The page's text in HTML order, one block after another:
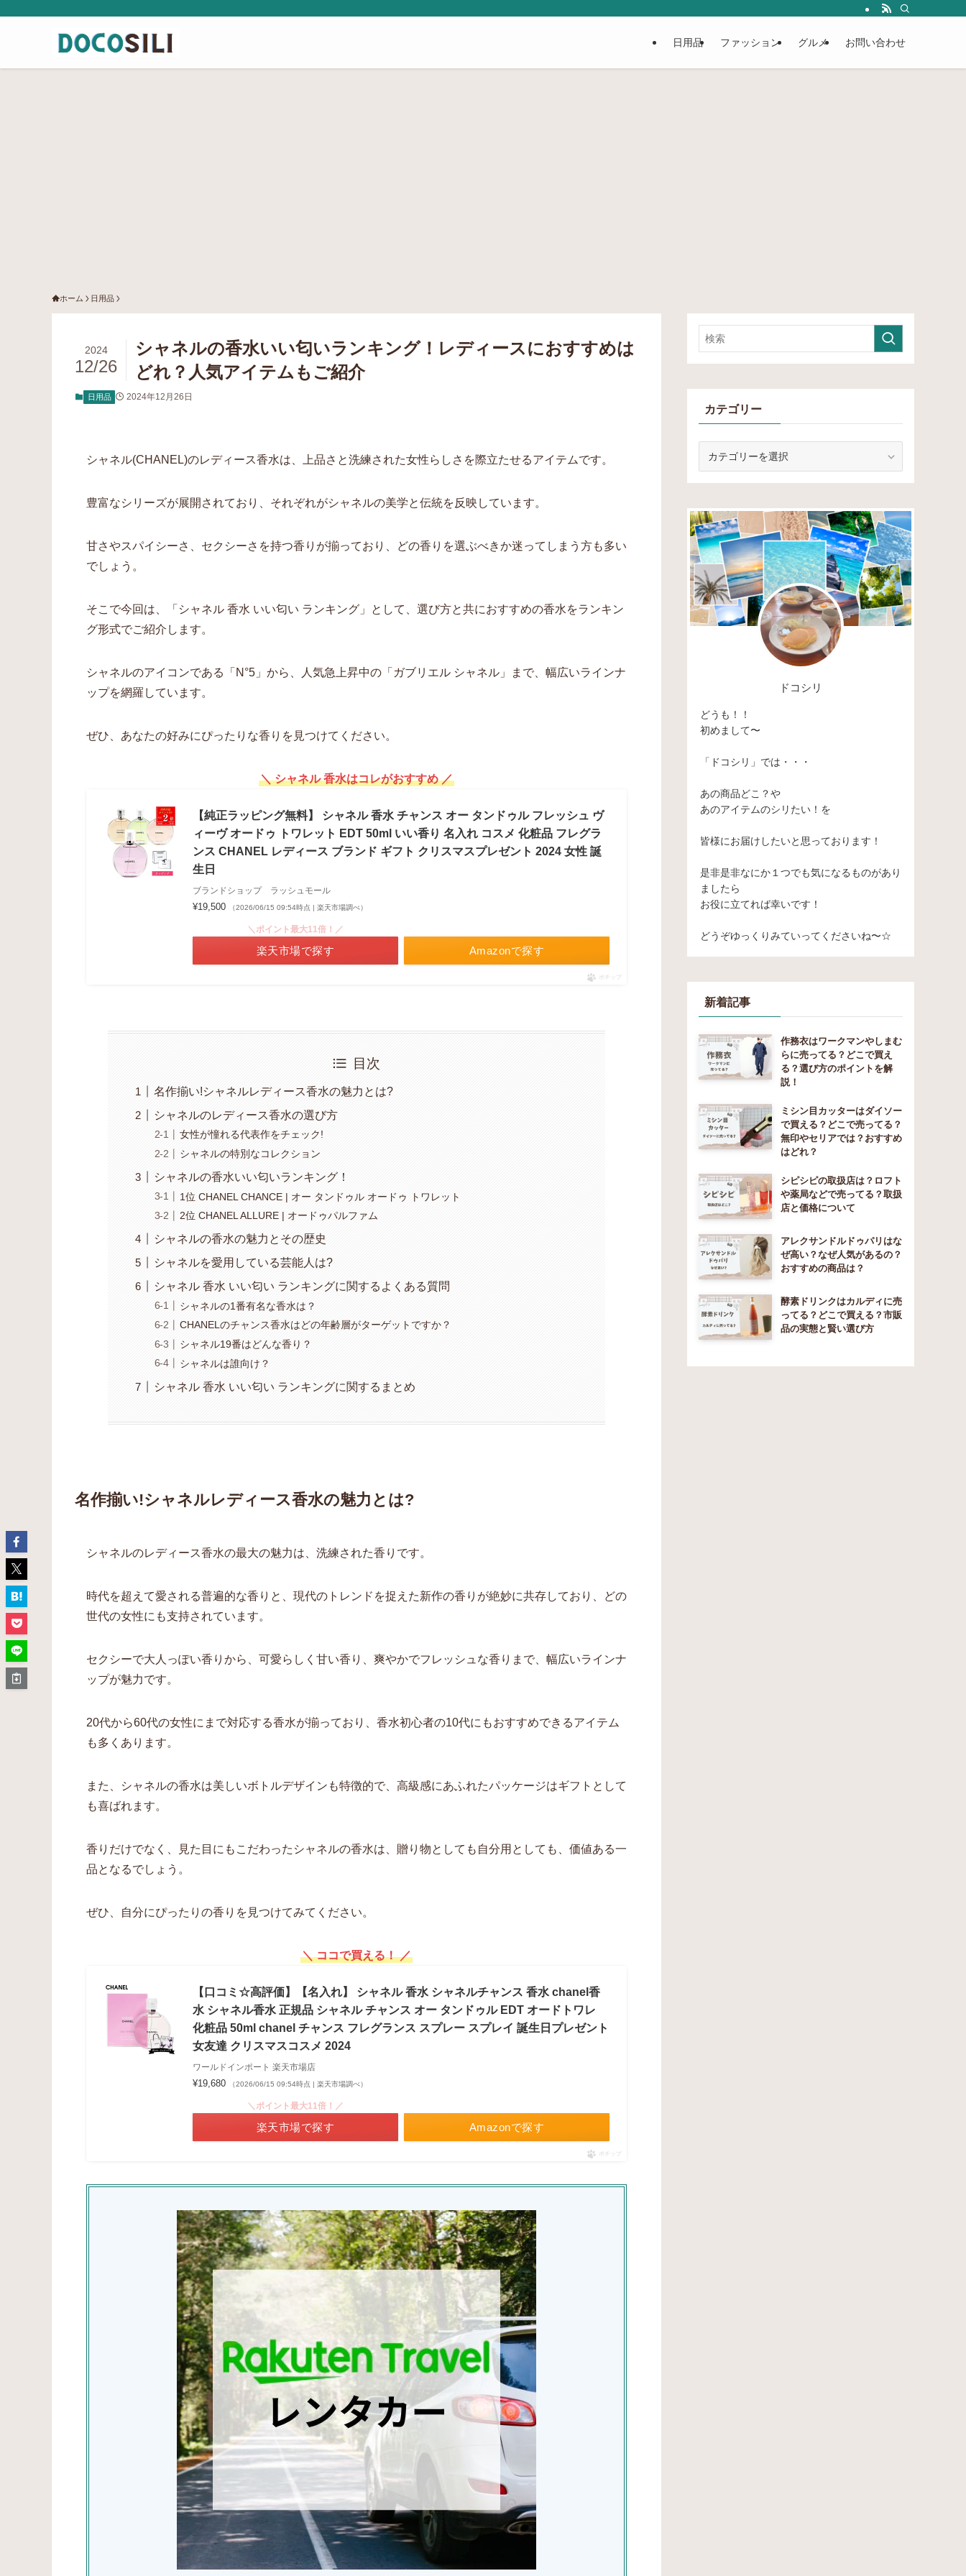
日用品 ファッション グルメ お問い合わせ
ホーム 日用品
シャネルの香水いい匂いランキング！レディースにおすすめは
どれ？人気アイテムもご紹介
2024
12/26
日用品 2024年12月26日
シャネル(CHANEL)のレディース香水は、上品さと洗練された女性らしさを際立たせるアイテムです。
豊富なシリーズが展開されており、それぞれがシャネルの美学と伝統を反映しています。
甘さやスパイシーさ、セクシーさを持つ香りが揃っており、どの香りを選ぶべきか迷ってしまう方も多い
でしょう。
そこで今回は、「シャネル 香水 いい匂い ランキング」として、選び方と共におすすめの香水をランキン
グ形式でご紹介します。
シャネルのアイコンである「N°5」から、人気急上昇中の「ガブリエル シャネル」まで、幅広いラインナ
ップを網羅しています。
ぜひ、あなたの好みにぴったりな香りを見つけてください。
＼ シャネル 香水はコレがおすすめ ／
【純正ラッピング無料】 シャネル 香水 チャンス オー タンドゥル フレッシュ ヴ
ィーヴ オードゥ トワレット EDT 50ml いい香り 名入れ コスメ 化粧品 フレグラ
ンス CHANEL レディース ブランド ギフト クリスマスプレゼント 2024 女性 誕
生日
ブランドショップ ラッシュモール
¥19,500 （2026/06/15 09:54時点 | 楽天市場調べ）
Amazonで探す
＼ポイント最大11倍！／
楽天市場で探す
ポチップ
目次
名作揃い!シャネルレディース香水の魅力とは?
シャネルのレディース香水の選び方
女性が憧れる代表作をチェック!
シャネルの特別なコレクション
シャネルの香水いい匂いランキング！
1位 CHANEL CHANCE | オー タンドゥル オードゥ トワレット
2位 CHANEL ALLURE | オードゥパルファム
シャネルの香水の魅力とその歴史
シャネルを愛用している芸能人は?
シャネル 香水 いい匂い ランキングに関するよくある質問
シャネルの1番有名な香水は？
CHANELのチャンス香水はどの年齢層がターゲットですか？
シャネル19番はどんな香り？
シャネルは誰向け？
シャネル 香水 いい匂い ランキングに関するまとめ
名作揃い!シャネルレディース香水の魅力とは?
シャネルのレディース香水の最大の魅力は、洗練された香りです。
時代を超えて愛される普遍的な香りと、現代のトレンドを捉えた新作の香りが絶妙に共存しており、どの
世代の女性にも支持されています。
セクシーで大人っぽい香りから、可愛らしく甘い香り、爽やかでフレッシュな香りまで、幅広いラインナ
ップが魅力です。
20代から60代の女性にまで対応する香水が揃っており、香水初心者の10代にもおすすめできるアイテム
も多くあります。
また、シャネルの香水は美しいボトルデザインも特徴的で、高級感にあふれたパッケージはギフトとして
も喜ばれます。
香りだけでなく、見た目にもこだわったシャネルの香水は、贈り物としても自分用としても、価値ある一
品となるでしょう。
ぜひ、自分にぴったりの香りを見つけてみてください。
＼ ココで買える！ ／
【口コミ☆高評価】【名入れ】 シャネル 香水 シャネルチャンス 香水 chanel香
水 シャネル香水 正規品 シャネル チャンス オー タンドゥル EDT オードトワレ
化粧品 50ml chanel チャンス フレグランス スプレー スプレイ 誕生日プレゼント
女友達 クリスマスコスメ 2024
ワールドインポート 楽天市場店
¥19,680 （2026/06/15 09:54時点 | 楽天市場調べ）
Amazonで探す
＼ポイント最大11倍！／
楽天市場で探す
ポチップ
カテゴリー
ー
ドコシリ
どうも！！
初めまして〜
「ドコシリ」では・・・
あの商品どこ？や
あのアイテムのシリたい！を
皆様にお届けしたいと思っております！
是非是非なにか１つでも気になるものがあり
ましたら
お役に立てれば幸いです！
どうぞゆっくりみていってくださいね〜☆
新着記事
作務衣はワークマンやしまむ
らに売ってる？どこで買え
る？選び方のポイントを解
説！
ミシン目カッターはダイソー
で買える？どこで売ってる？
無印やセリアでは？おすすめ
はどれ？
シピシピの取扱店は？ロフト
や薬局などで売ってる？取扱
店と価格について
アレクサンドルドゥパリはな
ぜ高い？なぜ人気があるの？
おすすめの商品は？
酵素ドリンクはカルディに売
ってる？どこで買える？市販
品の実態と賢い選び方